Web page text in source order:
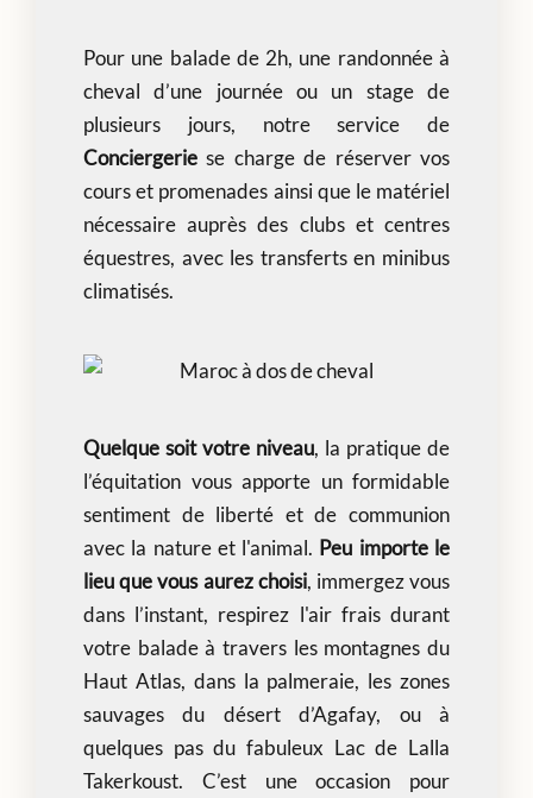
Pour une balade de 2h, une randonnée à
cheval d’une journée ou un stage de
plusieurs jours, notre service de
Conciergerie se charge de réserver vos
cours et promenades ainsi que le matériel
nécessaire auprès des clubs et centres
équestres, avec les transferts en minibus
climatisés.
Quelque soit votre niveau, la pratique de
l’équitation vous apporte un formidable
sentiment de liberté et de communion
avec la nature et l'animal. Peu importe le
lieu que vous aurez choisi, immergez vous
dans l’instant, respirez l'air frais durant
votre balade à travers les montagnes du
Haut Atlas, dans la palmeraie, les zones
sauvages du désert d’Agafay, ou à
quelques pas du fabuleux Lac de Lalla
Takerkoust. C’est une occasion pour